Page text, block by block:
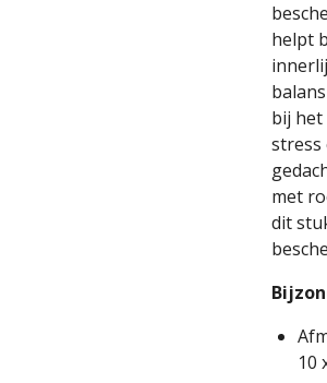
helpt
bij het
stress
met
dit
10